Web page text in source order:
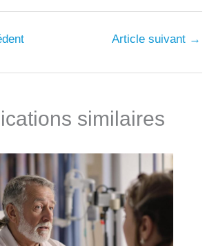
Article suivant →
similaires